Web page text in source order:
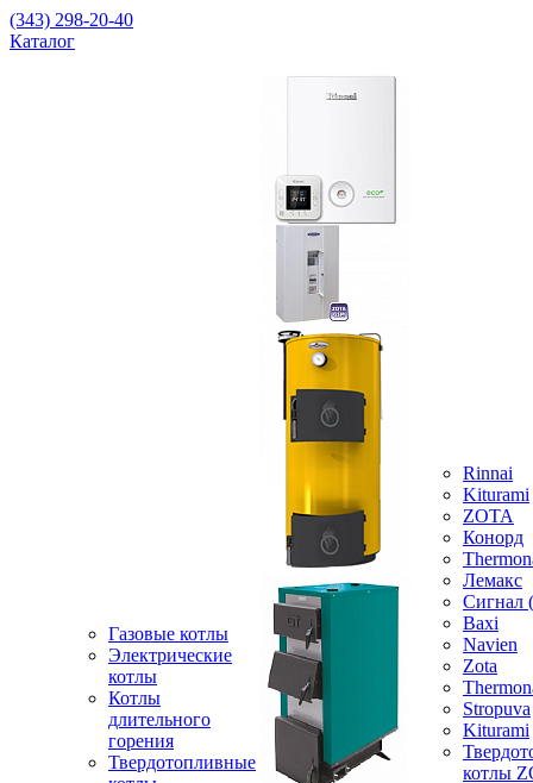
(343) 298-20-40
Каталог
Газовые котлы
Электрические
котлы
Котлы
длительного
горения
Твердотопливные
Rinnai
Kiturami
ZOTA
Конорд
Лемакс
Baxi
Navien
Zota
Stropuva
Kiturami
котлы